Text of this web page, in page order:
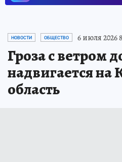
НОВОСТИ ОБЩЕСТВО 6 июля 2026
Гроза с ветром
надвигается
область